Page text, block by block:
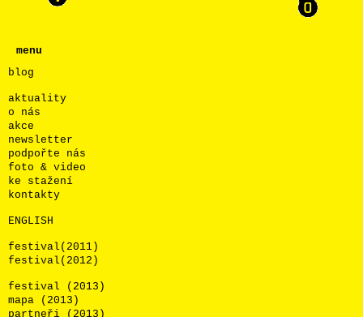
menu
blog
aktuality
o nás
akce
newsletter
podpořte nás
foto & video
ke stažení
kontakty
ENGLISH
festival(2011)
festival(2012)
festival (2013)
mapa (2013)
partneři (2013)